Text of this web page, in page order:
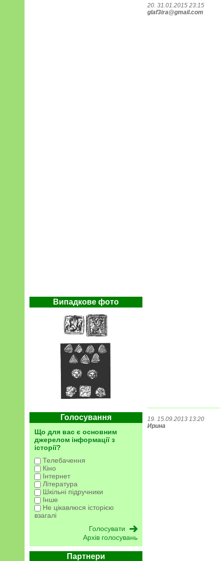
Випадкове фото
Голосування
Що для вас є основним
джерелом інформації з
історії?
Телебачення
Кіно
Інтернет
Література
Шкільні підручники
Інше
Не цікавлюся історією
взагалі
Архів голосувань
Партнери
20. 31.01.2015 23:15
glaf3ira@gmail.com
19. 15.09.2013 13:20
Ирина